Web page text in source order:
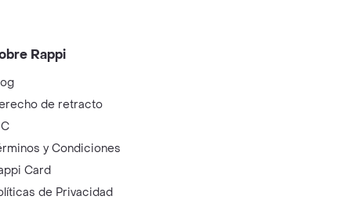
Rappi
de retracto
y Condiciones
Card
de Privacidad